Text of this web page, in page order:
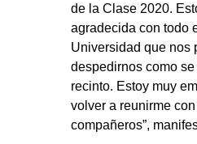
de la Clase 2020.
agradecida con todo
Universidad que nos
despedirnos como
recinto. Estoy muy
volver a reunirme
compañeros”,